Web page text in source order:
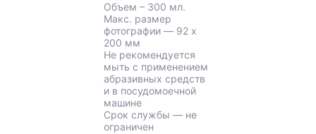
Объем – 300 мл.
Макс. размер
фотографии ― 92 х
200 мм
Не рекомендуется
мыть с применением
абразивных средств
и в посудомоечной
машине
Срок службы ― не
ограничен